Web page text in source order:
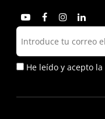
He leído y acepto la